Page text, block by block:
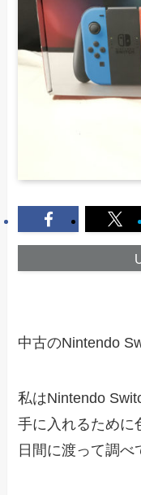
中古のNintendo
私はNintendo
手に入れるために
日間に渡って調べ